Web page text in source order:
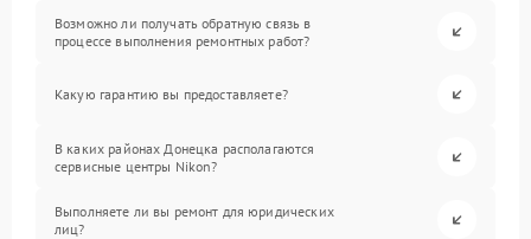
Возможно ли получать обратную связь в
процессе выполнения ремонтных работ?
Какую гарантию вы предоставляете?
В каких районах Донецка располагаются
сервисные центры Nikon?
Выполняете ли вы ремонт для юридических
лиц?